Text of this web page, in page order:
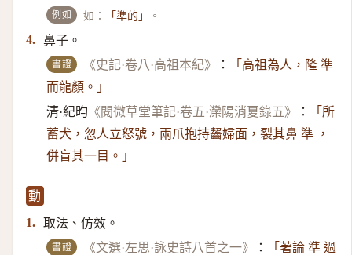
例如 如： 「準的」 。
4. 鼻子。
書證 《史記·卷八·高祖本紀》 ：
「高祖為人，隆 準
而龍顏。」
清·紀昀 《閱微草堂筆記·卷五·灤陽消夏錄五》 ：
「所
蓄犬，忽人立怒號，兩爪抱持齧婦面，裂其鼻 準 ，
併盲其一目。」
動
1. 取法、仿效。
書證 《文選·左思·詠史詩八首之一》 ：
「著論 準 過